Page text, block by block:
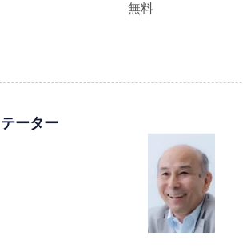
無料
ーター